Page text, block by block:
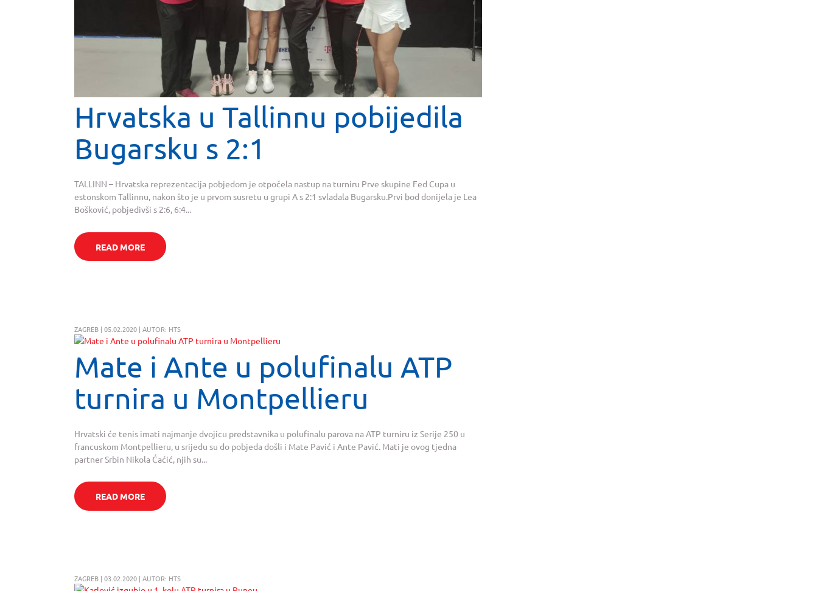
Hrvatska u Tallinnu pobijedila
Bugarsku s 2:1
TALLINN – Hrvatska reprezentacija pobjedom je otpočela nastup na turniru Prve skupine Fed Cupa u
estonskom Tallinnu, nakon što je u prvom susretu u grupi A s 2:1 svladala Bugarsku.Prvi bod donijela je Lea
Bošković, pobjedivši s 2:6, 6:4...
READ MORE
ZAGREB | 05.02.2020 | AUTOR: HTS
Mate i Ante u polufinalu ATP
turnira u Montpellieru
Hrvatski će tenis imati najmanje dvojicu predstavnika u polufinalu parova na ATP turniru iz Serije 250 u
francuskom Montpellieru, u srijedu su do pobjeda došli i Mate Pavić i Ante Pavić. Mati je ovog tjedna
partner Srbin Nikola Ćaćić, njih su...
READ MORE
ZAGREB | 03.02.2020 | AUTOR: HTS